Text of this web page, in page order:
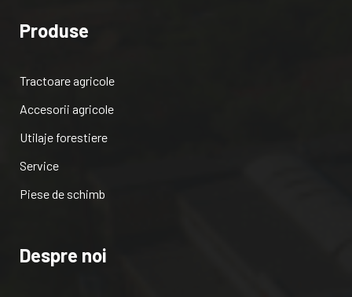
Produse
Tractoare agricole
Accesorii agricole
Utilaje forestiere
Service
Piese de schimb
Despre noi